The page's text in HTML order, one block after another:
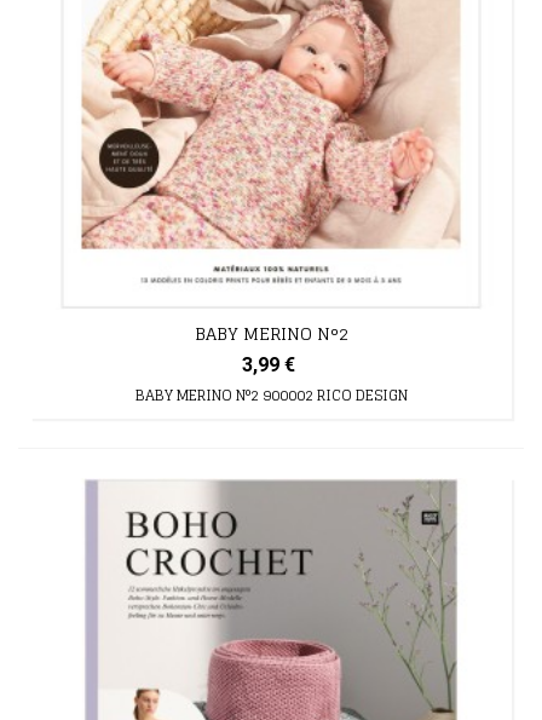
BABY MERINO N°2
3,99 €
BABY MERINO N°2 900002 RICO DESIGN